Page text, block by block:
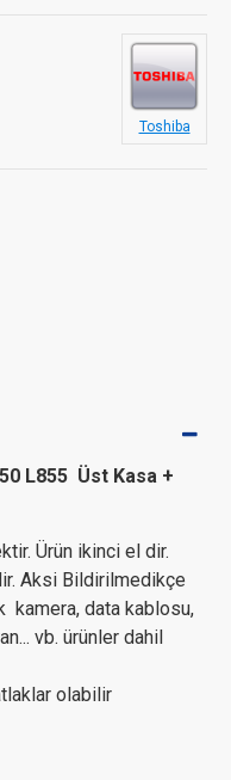
Toshiba
L855 Üst Kasa +
Ürün ikinci el dir.
Aksi Bildirilmedikçe
kamera, data kablosu,
vb. ürünler dahil
olabilir